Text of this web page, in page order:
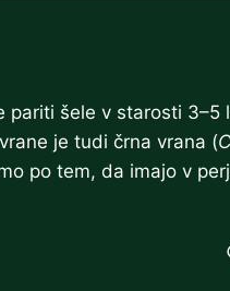
pariti šele v starosti 3–5
je tudi črna vrana (
po tem, da imajo v